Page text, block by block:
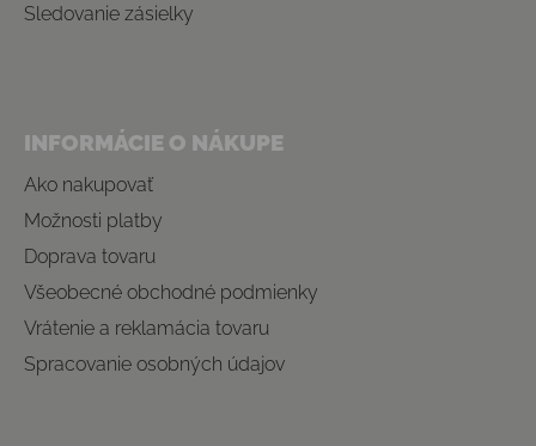
Sledovanie zásielky
INFORMÁCIE O NÁKUPE
Ako nakupovať
Možnosti platby
Doprava tovaru
Všeobecné obchodné podmienky
Vrátenie a reklamácia tovaru
Spracovanie osobných údajov